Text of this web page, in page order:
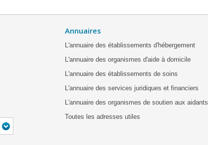
Annuaires
L'annuaire des établissements d'hébergement
L'annuaire des organismes d'aide à domicile
L'annuaire des établissements de soins
L'annuaire des services juridiques et financiers
L'annuaire des organismes de soutien aux aidants
Toutes les adresses utiles